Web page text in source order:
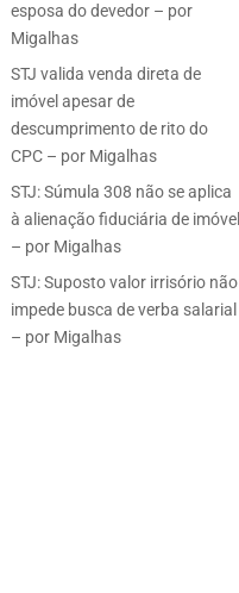
esposa do devedor – por
Migalhas
STJ valida venda direta de
imóvel apesar de
descumprimento de rito do
CPC – por Migalhas
STJ: Súmula 308 não se aplica
à alienação fiduciária de imóvel
– por Migalhas
STJ: Suposto valor irrisório não
impede busca de verba salarial
– por Migalhas